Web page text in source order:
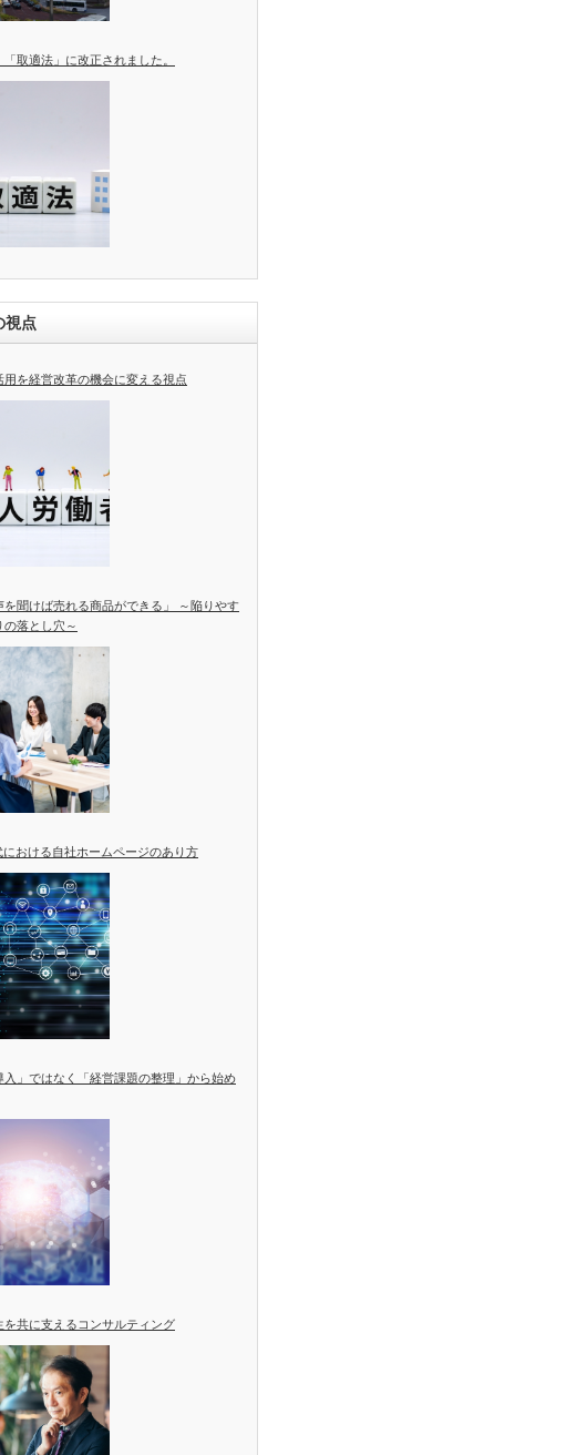
取適法」に改正されました。
視点
用を経営改革の機会に変える視点
を聞けば売れる商品ができる」 ～陥りやす
の落とし穴～
における自社ホームページのあり方
入」ではなく「経営課題の整理」から始め
を共に支えるコンサルティング